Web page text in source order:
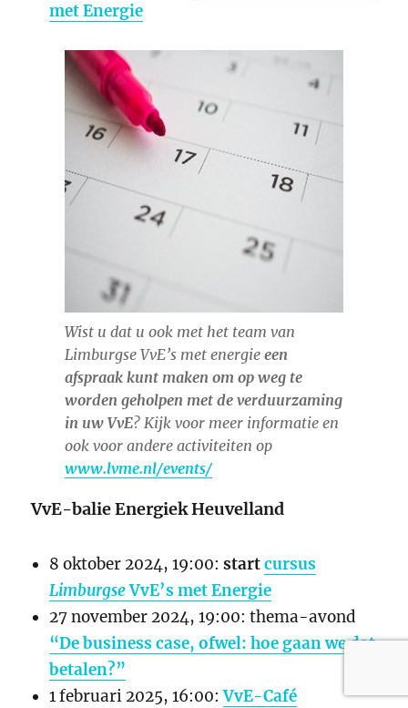
met Energie
Wist u dat u ook met het team van
Limburgse VvE’s met energie een
afspraak kunt maken om op weg te
worden geholpen met de verduurzaming
in uw VvE? Kijk voor meer informatie en
ook voor andere activiteiten op
www.lvme.nl/events/
VvE-balie Energiek Heuvelland
8 oktober 2024, 19:00:startcursus
LimburgseVvE’s met Energie
27 november 2024, 19:00: thema-avond
“De business case, ofwel: hoe gaan we dat
betalen?”
1 februari 2025, 16:00:VvE-Café